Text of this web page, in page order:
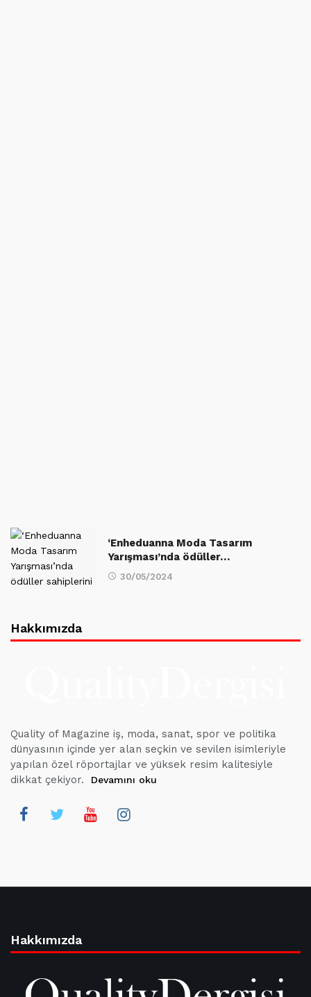
‘Enheduanna Moda Tasarım
Yarışması’nda ödüller…
30/05/2024
Hakkımızda
Quality of Magazine iş, moda, sanat, spor ve politika
dünyasının içinde yer alan seçkin ve sevilen isimleriyle
yapılan özel röportajlar ve yüksek resim kalitesiyle
dikkat çekiyor.
Devamını oku
Hakkımızda